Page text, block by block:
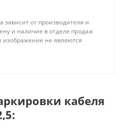
зависит от производителя и
и наличие в отделе продаж
изображение не являются
кабеля